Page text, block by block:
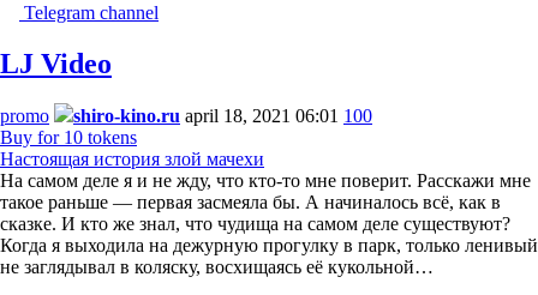
Telegram channel
LJ Video
promo shiro-kino.ru april 18, 2021 06:01 100
Buy for 10 tokens
Настоящая история злой мачехи
На самом деле я и не жду, что кто-то мне поверит. Расскажи мне
такое раньше — первая засмеяла бы. А начиналось всё, как в
сказке. И кто же знал, что чудища на самом деле существуют?
Когда я выходила на дежурную прогулку в парк, только ленивый
не заглядывал в коляску, восхищаясь её кукольной…